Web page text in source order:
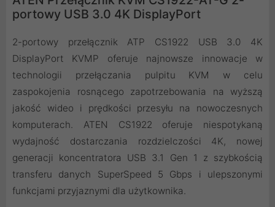
portowy USB 3.0 4K DisplayPort
2-portowy przełącznik ATP CS1922 USB 3.0 4K
DisplayPort KVMP oferuje najnowsze innowacje w
technologii przełączania pulpitu KVM w celu
zaspokojenia rosnącego zapotrzebowania na wyższą
jakość wideo i prędkości przesyłu na nowoczesnych
komputerach. ATEN CS1922 oferuje niespotykaną
wydajność dostarczania rozdzielczości 4K, nowej
generacji koncentratora USB 3.1 Gen 1 z szybkością
transferu danych SuperSpeed 5 Gbps i ulepszonymi
funkcjami przyjaznymi dla użytkownika.